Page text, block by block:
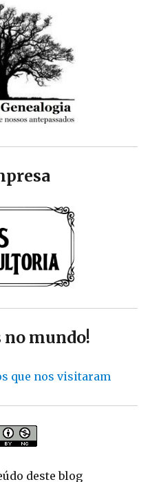
no mundo!
deste blog